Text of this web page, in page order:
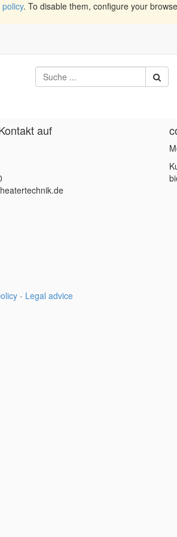
. To disable them, configure your
auf
- Legal advice